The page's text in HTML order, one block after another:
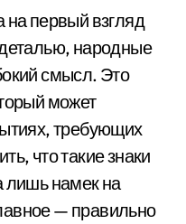
на первый взгляд
народные
смысл. Это
может
требующих
что такие знаки
лишь намек на
— правильно